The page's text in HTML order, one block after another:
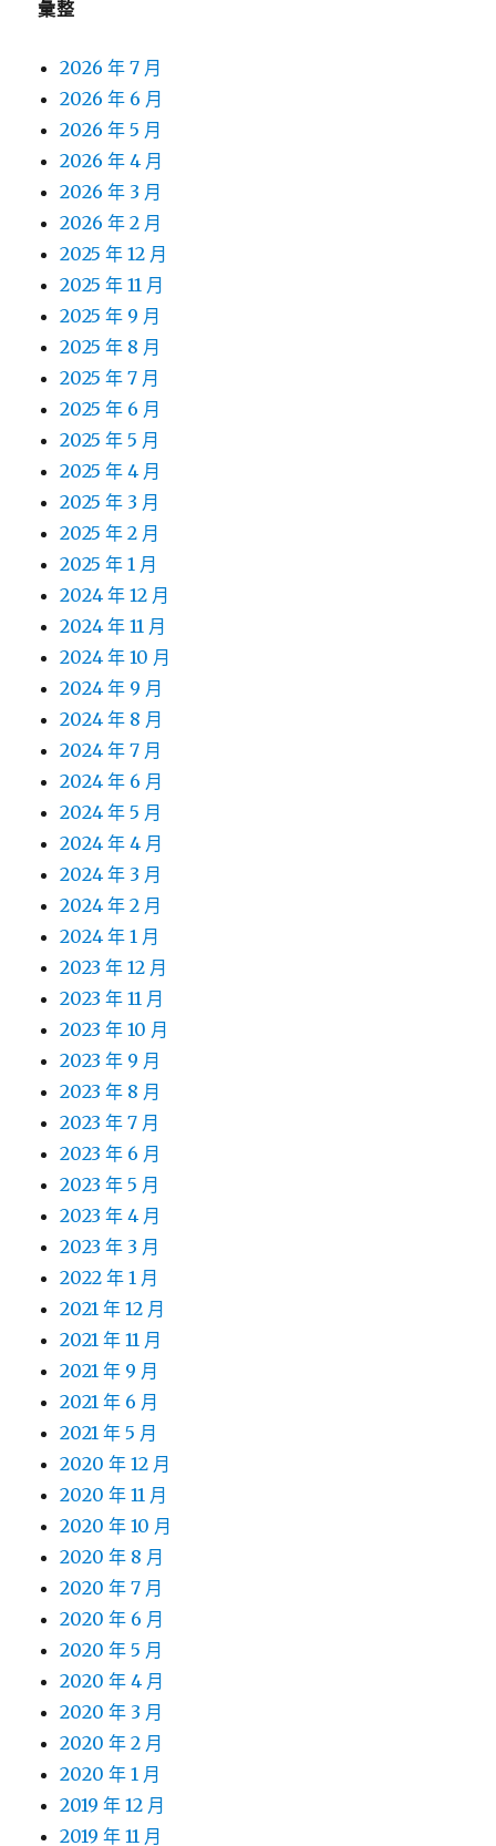
彙整
2026 年 7 月
2026 年 6 月
2026 年 5 月
2026 年 4 月
2026 年 3 月
2026 年 2 月
2025 年 12 月
2025 年 11 月
2025 年 9 月
2025 年 8 月
2025 年 7 月
2025 年 6 月
2025 年 5 月
2025 年 4 月
2025 年 3 月
2025 年 2 月
2025 年 1 月
2024 年 12 月
2024 年 11 月
2024 年 10 月
2024 年 9 月
2024 年 8 月
2024 年 7 月
2024 年 6 月
2024 年 5 月
2024 年 4 月
2024 年 3 月
2024 年 2 月
2024 年 1 月
2023 年 12 月
2023 年 11 月
2023 年 10 月
2023 年 9 月
2023 年 8 月
2023 年 7 月
2023 年 6 月
2023 年 5 月
2023 年 4 月
2023 年 3 月
2022 年 1 月
2021 年 12 月
2021 年 11 月
2021 年 9 月
2021 年 6 月
2021 年 5 月
2020 年 12 月
2020 年 11 月
2020 年 10 月
2020 年 8 月
2020 年 7 月
2020 年 6 月
2020 年 5 月
2020 年 4 月
2020 年 3 月
2020 年 2 月
2020 年 1 月
2019 年 12 月
2019 年 11 月